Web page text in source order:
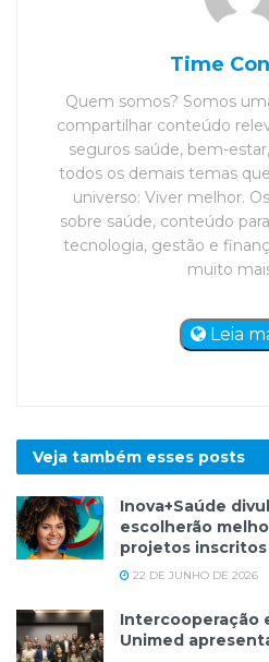
Time
Quem somos? Somos
compartilhar conteúdo
seguros saúde, bem-
todos os demais temas
universo: Viver melhor.
sobre saúde, conteúdo
tecnologia, gestão e
muito
Leia
Veja também esses posts
Inova+Saúde
escolherão
projetos inscritos
22 DE JUNHO DE 2026
Intercooperação
Unimed